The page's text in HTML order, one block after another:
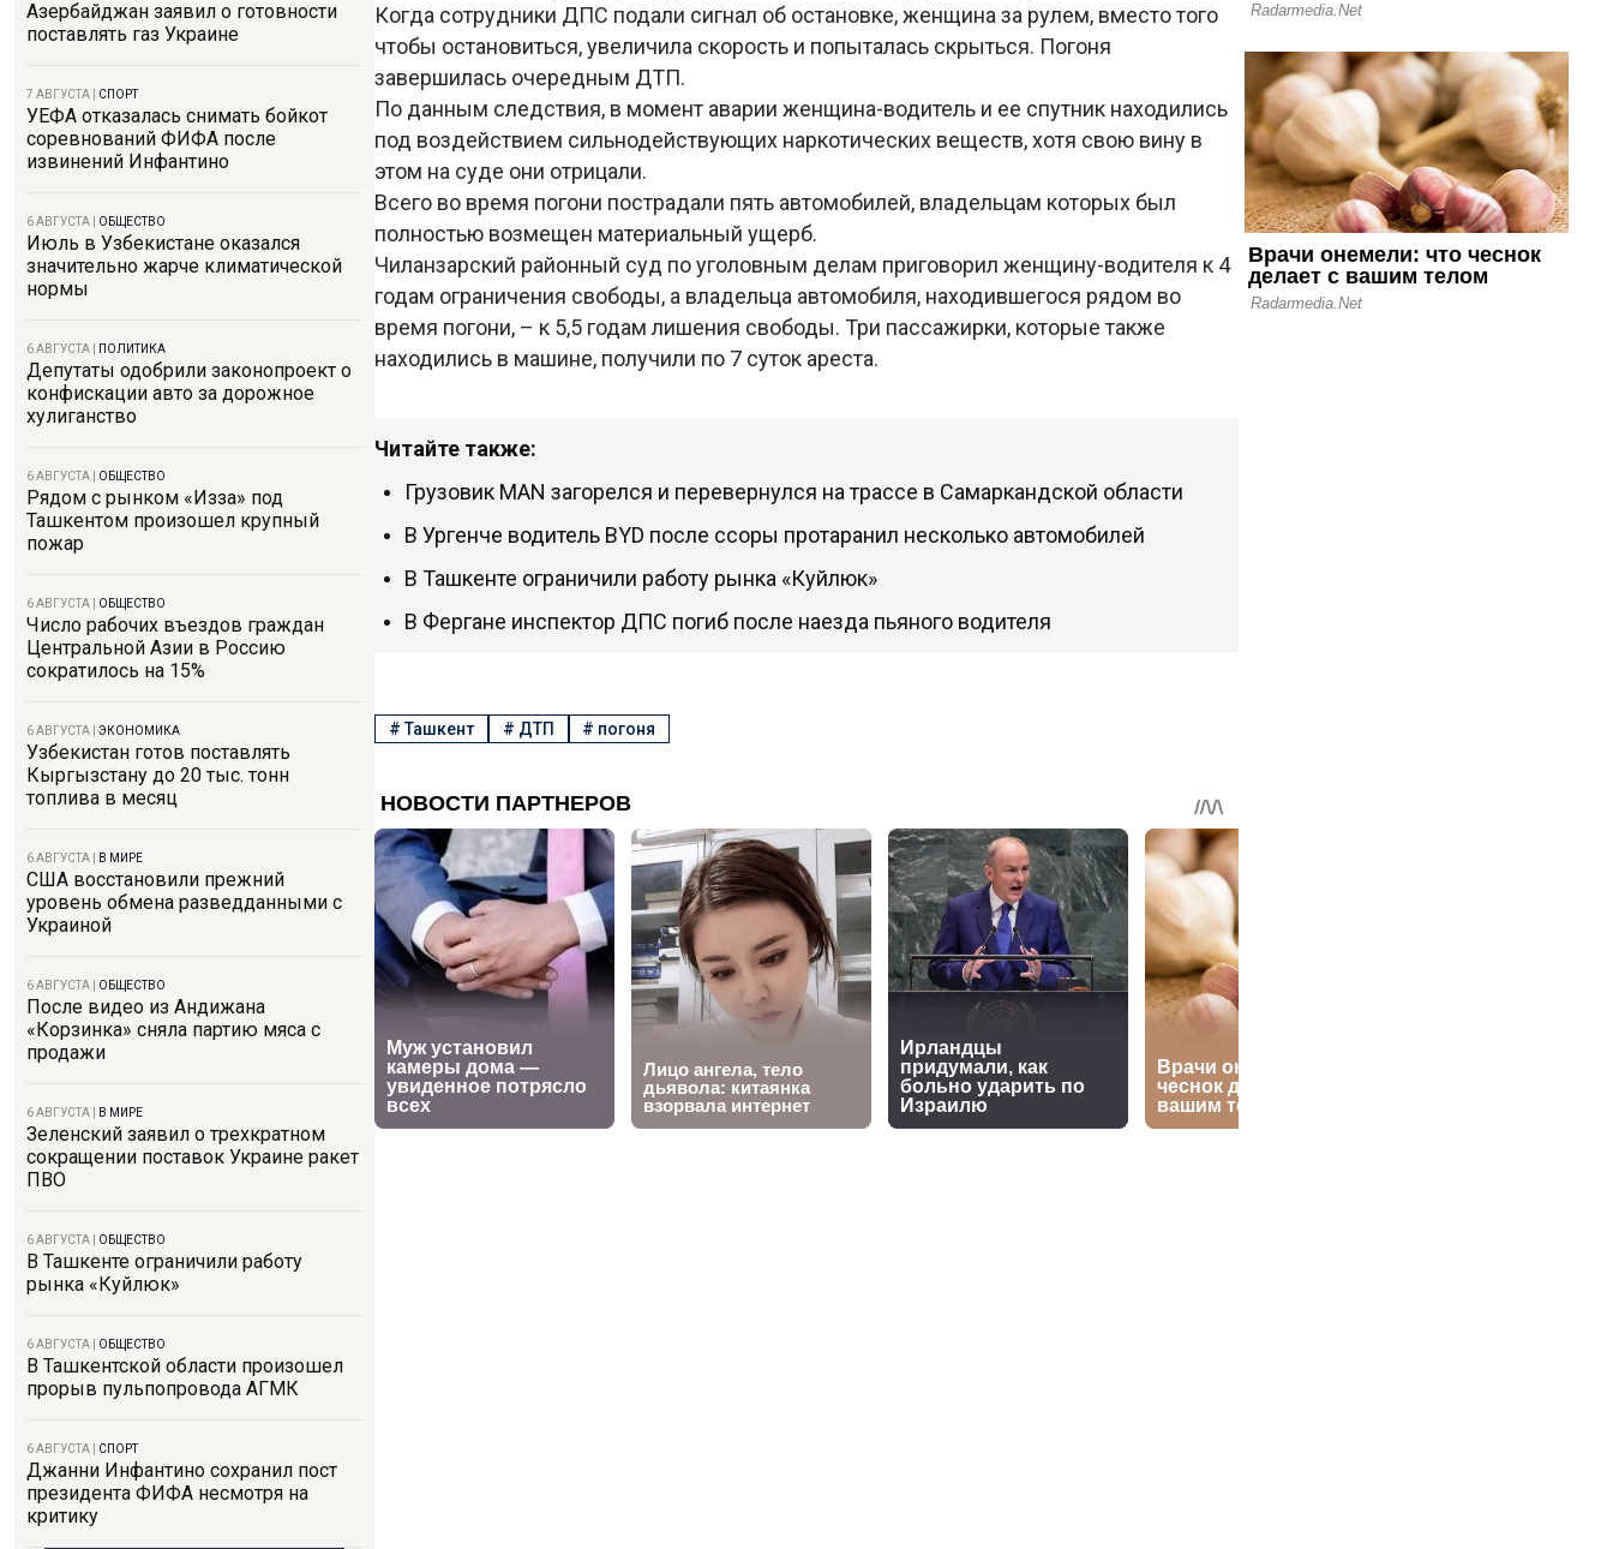
Азербайджан заявил о готовности
поставлять газ Украине
7 АВГУСТА СПОРТ
УЕФА отказалась снимать бойкот
соревнований ФИФА после
извинений Инфантино
6 АВГУСТА ОБЩЕСТВО
Июль в Узбекистане оказался
значительно жарче климатической
нормы
6 АВГУСТА ПОЛИТИКА
Депутаты одобрили законопроект о
конфискации авто за дорожное
хулиганство
6 АВГУСТА ОБЩЕСТВО
Рядом с рынком «Изза» под
Ташкентом произошел крупный
пожар
6 АВГУСТА ОБЩЕСТВО
Число рабочих въездов граждан
Центральной Азии в Россию
сократилось на 15%
6 АВГУСТА ЭКОНОМИКА
Узбекистан готов поставлять
Кыргызстану до 20 тыс. тонн
топлива в месяц
6 АВГУСТА В МИРЕ
США восстановили прежний
уровень обмена разведданными с
Украиной
6 АВГУСТА ОБЩЕСТВО
После видео из Андижана
«Корзинка» сняла партию мяса с
продажи
6 АВГУСТА В МИРЕ
Зеленский заявил о трехкратном
сокращении поставок Украине ракет
ПВО
6 АВГУСТА ОБЩЕСТВО
В Ташкенте ограничили работу
рынка «Куйлюк»
6 АВГУСТА ОБЩЕСТВО
В Ташкентской области произошел
прорыв пульпопровода АГМК
6 АВГУСТА СПОРТ
Джанни Инфантино сохранил пост
президента ФИФА несмотря на
критику
Когда сотрудники ДПС подали сигнал об остановке, женщина за рулем, вместо того
чтобы остановиться, увеличила скорость и попыталась скрыться. Погоня
завершилась очередным ДТП.
По данным следствия, в момент аварии женщина-водитель и ее спутник находились
под воздействием сильнодействующих наркотических веществ, хотя свою вину в
этом на суде они отрицали.
Всего во время погони пострадали пять автомобилей, владельцам которых был
полностью возмещен материальный ущерб.
Чиланзарский районный суд по уголовным делам приговорил женщину-водителя к 4
годам ограничения свободы, а владельца автомобиля, находившегося рядом во
время погони, – к 5,5 годам лишения свободы. Три пассажирки, которые также
находились в машине, получили по 7 суток ареста.
Читайте также:
Грузовик MAN загорелся и перевернулся на трассе в Самаркандской области
В Ургенче водитель BYD после ссоры протаранил несколько автомобилей
В Ташкенте ограничили работу рынка «Куйлюк»
В Фергане инспектор ДПС погиб после наезда пьяного водителя
#Ташкент # ДТП # погоня